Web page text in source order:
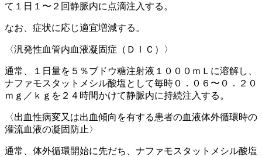
て１日１〜２回静脈内に点滴注入する。
なお、症状に応じ適宜増減する。
〈汎発性血管内血液凝固症（ＤＩＣ）〉
通常、１日量を５％ブドウ糖注射液１０００ｍＬに溶解し、
ナファモスタットメシル酸塩として毎時０．０６〜０．２０
ｍｇ／ｋｇを２４時間かけて静脈内に持続注入する。
〈出血性病変又は出血傾向を有する患者の血液体外循環時の
灌流血液の凝固防止〉
通常、体外循環開始に先だち、ナファモスタットメシル酸塩